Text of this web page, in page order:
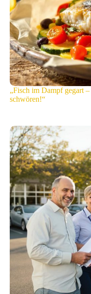
„Fisch im Dampf gegart
schwören!“